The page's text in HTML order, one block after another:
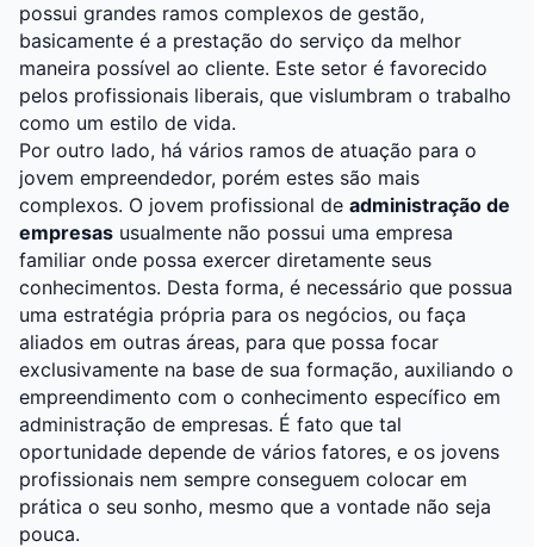
possui grandes ramos complexos de gestão,
basicamente é a prestação do serviço da melhor
maneira possível ao cliente. Este setor é favorecido
pelos profissionais liberais, que vislumbram o trabalho
como um estilo de vida.
Por outro lado, há vários ramos de atuação para o
jovem empreendedor, porém estes são mais
complexos. O jovem profissional de administração de
empresas usualmente não possui uma empresa
familiar onde possa exercer diretamente seus
conhecimentos. Desta forma, é necessário que possua
uma estratégia própria para os negócios, ou faça
aliados em outras áreas, para que possa focar
exclusivamente na base de sua formação, auxiliando o
empreendimento com o conhecimento específico em
administração de empresas. É fato que tal
oportunidade depende de vários fatores, e os jovens
profissionais nem sempre conseguem colocar em
prática o seu sonho, mesmo que a vontade não seja
pouca.